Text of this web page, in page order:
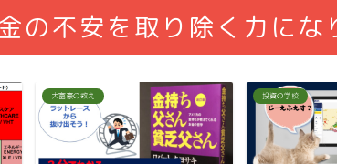
の不安を取り除く力にな
投資の学校 投資の勉強